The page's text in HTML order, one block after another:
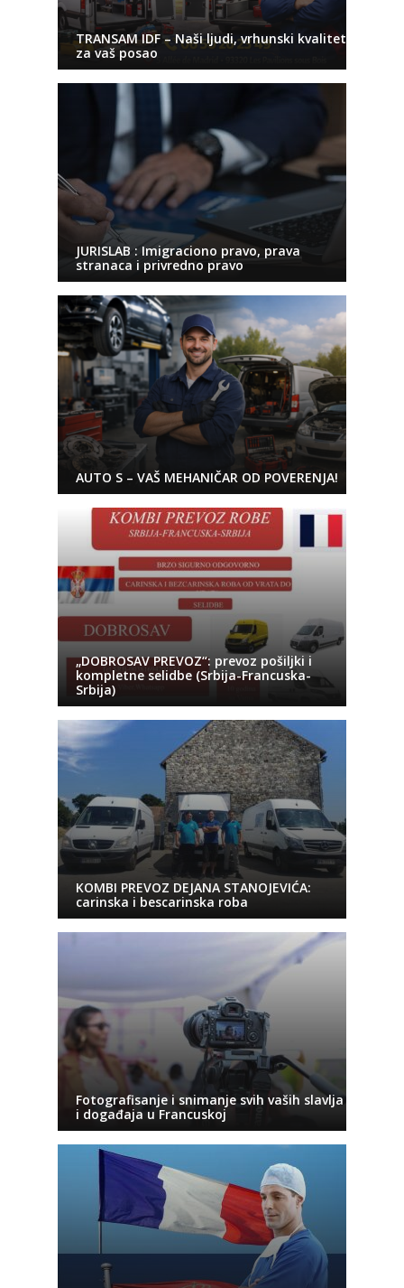
TRANSAM IDF – Naši ljudi, vrhunski kvalitet
za vaš posao
JURISLAB : Imigraciono pravo, prava
stranaca i privredno pravo
AUTO S – VAŠ MEHANIČAR OD POVERENJA!
„DOBROSAV PREVOZ“: prevoz pošiljki i
kompletne selidbe (Srbija-Francuska-
Srbija)
KOMBI PREVOZ DEJANA STANOJEVIĆA:
carinska i bescarinska roba
Fotografisanje i snimanje svih vaših slavlja
i događaja u Francuskoj